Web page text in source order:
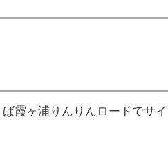
霞ヶ浦りんりんロードでサイ